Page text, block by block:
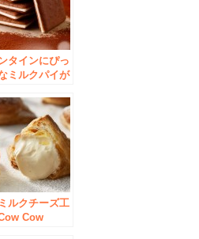
タインにぴっ
ミルクパイが
から「ミルク
ョコラ」を
定で発売
ルクチーズ工
Cow